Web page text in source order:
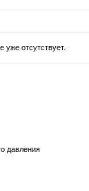
отсутствует.
давления